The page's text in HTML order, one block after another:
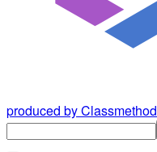
produced by Classmethod